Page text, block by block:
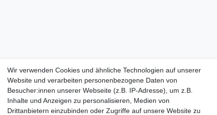
Wir verwenden Cookies und ähnliche Technologien auf unserer
Website und verarbeiten personenbezogene Daten von
Besucher:innen unserer Webseite (z.B. IP-Adresse), um z.B.
Inhalte und Anzeigen zu personalisieren, Medien von
Drittanbietern einzubinden oder Zugriffe auf unsere Website zu